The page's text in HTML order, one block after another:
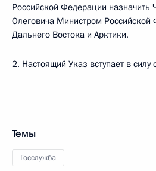
Российской Федерации назначить
Олеговича Министром
Дальнего Востока и Арктики.
2. Настоящий Указ вступает в силу
Темы
Госслужба